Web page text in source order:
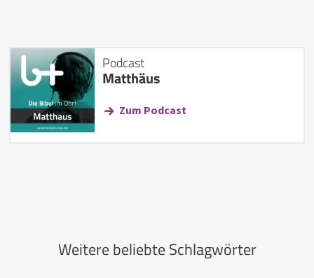
Podcast
Matthäus
Zum Podcast
Weitere beliebte Schlagwörter